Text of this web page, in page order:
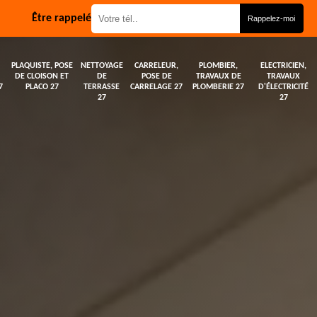
Être rappelé
PLAQUISTE, POSE
DE CLOISON ET
PLACO 27
NETTOYAGE
DE
TERRASSE
27
CARRELEUR,
POSE DE
CARRELAGE 27
PLOMBIER,
TRAVAUX DE
PLOMBERIE 27
ELECTRICIEN,
TRAVAUX
D'ÉLECTRICITÉ
27